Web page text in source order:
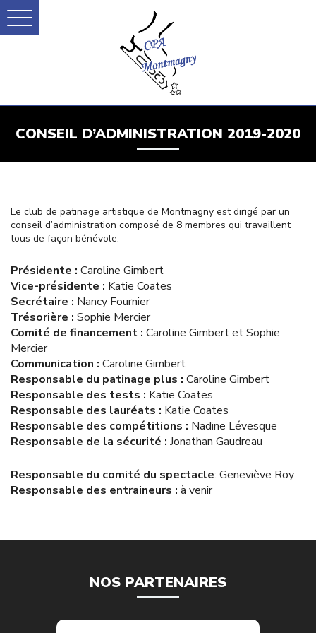
CONSEIL D’ADMINISTRATION 2019-2020
Le club de patinage artistique de Montmagny est dirigé par un
conseil d’administration composé de 8 membres qui travaillent
tous de façon bénévole.
Présidente : Caroline Gimbert
Vice-présidente : Katie Coates
Secrétaire : Nancy Fournier
Trésorière : Sophie Mercier
Comité de financement : Caroline Gimbert et Sophie
Mercier
Communication : Caroline Gimbert
Responsable du patinage plus : Caroline Gimbert
Responsable des tests : Katie Coates
Responsable des lauréats : Katie Coates
Responsable des compétitions : Nadine Lévesque
Responsable de la sécurité : Jonathan Gaudreau
Responsable du comité du spectacle: Geneviève Roy
Responsable des entraineurs : à venir
NOS PARTENAIRES